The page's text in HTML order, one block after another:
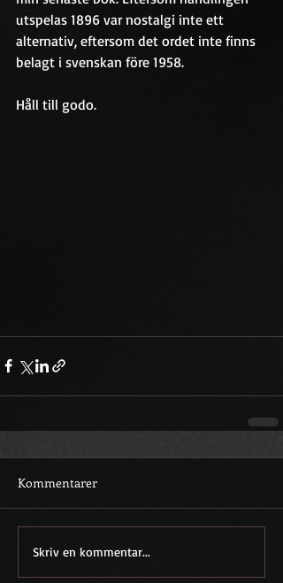
utspelas 1896 var nostalgi inte ett
alternativ, eftersom det ordet inte finns
belagt i svenskan före 1958.
Håll till godo.
Kommentarer
Skriv en kommentar...